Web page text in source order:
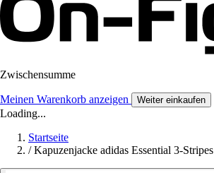
Zwischensumme
Meinen Warenkorb anzeigen Weiter einkaufen
Loading...
Startseite
/ Kapuzenjacke adidas Essential 3-Stripes